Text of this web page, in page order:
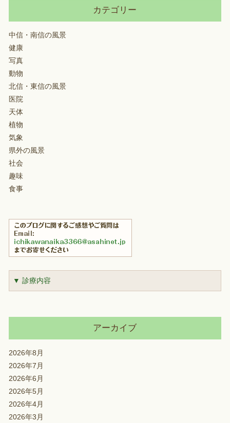
カテゴリー
中信・南信の風景
健康
写真
動物
北信・東信の風景
医院
天体
植物
気象
県外の風景
社会
趣味
食事
▼ 診療内容
アーカイブ
2026年8月
2026年7月
2026年6月
2026年5月
2026年4月
2026年3月